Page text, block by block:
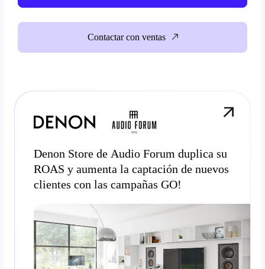
Contactar con ventas
Denon Store de Audio Forum duplica su
ROAS y aumenta la captación de nuevos
clientes con las campañas GO!